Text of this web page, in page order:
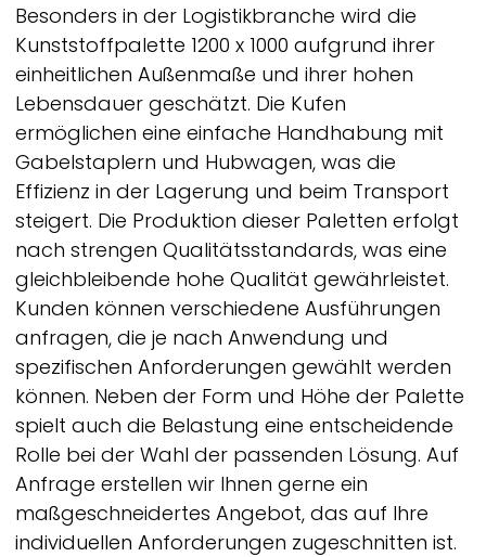
Besonders in der Logistikbranche wird die
Kunststoffpalette 1200 x 1000 aufgrund ihrer
einheitlichen Außenmaße und ihrer hohen
Lebensdauer geschätzt. Die Kufen
ermöglichen eine einfache Handhabung mit
Gabelstaplern und Hubwagen, was die
Effizienz in der Lagerung und beim Transport
steigert. Die Produktion dieser Paletten erfolgt
nach strengen Qualitätsstandards, was eine
gleichbleibende hohe Qualität gewährleistet.
Kunden können verschiedene Ausführungen
anfragen, die je nach Anwendung und
spezifischen Anforderungen gewählt werden
können. Neben der Form und Höhe der Palette
spielt auch die Belastung eine entscheidende
Rolle bei der Wahl der passenden Lösung. Auf
Anfrage erstellen wir Ihnen gerne ein
maßgeschneidertes Angebot, das auf Ihre
individuellen Anforderungen zugeschnitten ist.